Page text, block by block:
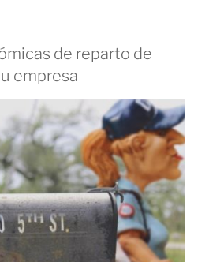
de reparto de
empresa